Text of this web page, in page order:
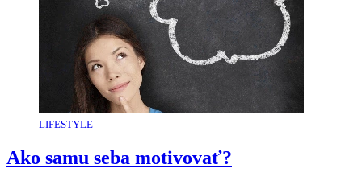
LIFESTYLE
Ako samu seba motivovať?